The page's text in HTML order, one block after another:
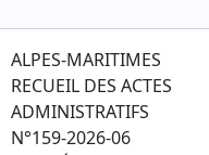
ALPES-MARITIMES
RECUEIL DES ACTES
ADMINISTRATIFS
N°159-2026-06